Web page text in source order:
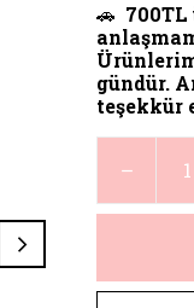
🚗
gündür.
teşekkür